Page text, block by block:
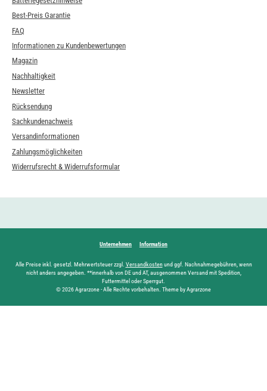
Best-Preis Garantie
FAQ
Informationen zu Kundenbewertungen
Magazin
Nachhaltigkeit
Newsletter
Rücksendung
Sachkundenachweis
Versandinformationen
Zahlungsmöglichkeiten
Widerrufsrecht & Widerrufsformular
Unternehmen Information
Alle Preise inkl. gesetzl. Mehrwertsteuer zzgl. Versandkostenund ggf. Nachnahmegebühren, wenn
nicht anders angegeben. **innerhalb von DE und AT, ausgenommen Versand mit Spedition,
Futtermittel oder Sperrgut.
© 2026 Agrarzone - Alle Rechte vorbehalten. Theme by Agrarzone